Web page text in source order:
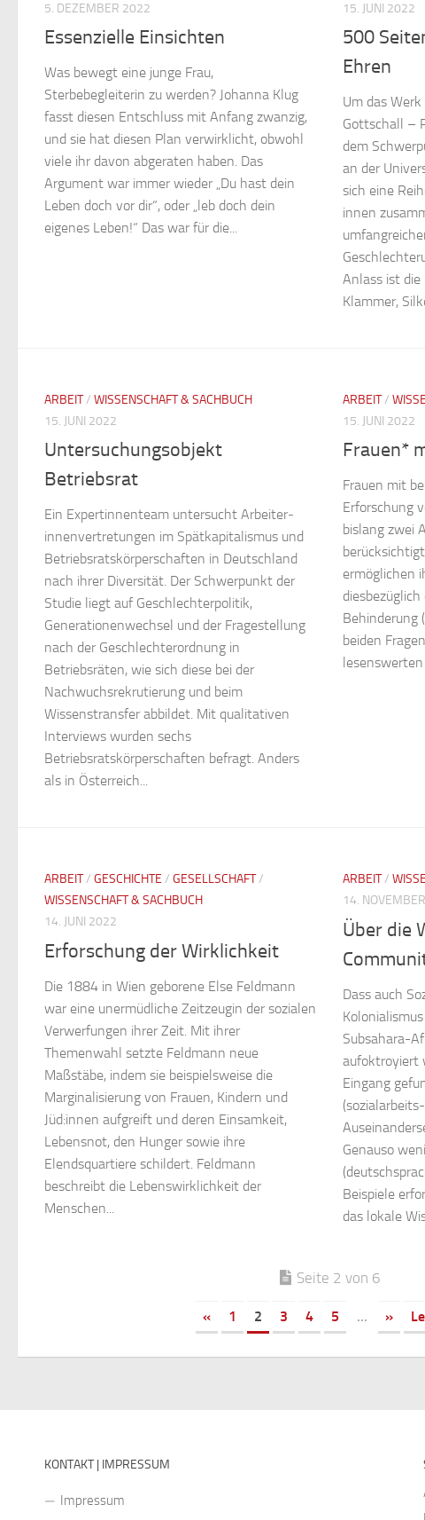
5. DEZEMBER 2022
Essenzielle Einsichten
Was bewegt eine junge Frau,
Sterbebegleiterin zu werden? Johanna Klug
fasst diesen Entschluss mit Anfang zwanzig,
und sie hat diesen Plan verwirklicht, obwohl
viele ihr davon abgeraten haben. Das
Argument war immer wieder „Du hast dein
Leben doch vor dir“, oder „leb doch dein
eigenes Leben!“ Das war für die...
15. JUNI 2022
500
Ehren
Um das
Gottschall –
dem
an der
sich eine
innen
Anlass ist die
Klammer,
ARBEIT/ WISSENSCHAFT & SACHBUCH
15. JUNI 2022
Untersuchungsobjekt
Betriebsrat
Ein Expert­­innenteam untersucht Arbeiter­­
innenvertretungen im Spätkapitalismus und
Betriebsratskörperschaften in Deutschland
nach ihrer Diversität. Der Schwerpunkt der
Studie liegt auf Geschlechterpolitik,
Generationenwechsel und der Fragestellung
nach der Geschlechterordnung in
Betriebsräten, wie sich diese bei der
Nachwuchsrekrutierung und beim
Wissenstransfer abbildet. Mit qualitativen
Interviews wurden sechs
Betriebsratskörperschaften befragt. Anders
als in Österreich...
ARBEIT/
15. JUNI 2022
Frauen*­
Frauen­ mit
Erforschung
bislang zwei
ermöglichen
Behinderung
beiden
ARBEIT/ GESCHICHTE / GESELLSCHAFT/
WISSENSCHAFT & SACHBUCH
14. JUNI 2022
Erforschung der Wirklichkeit
Die 1884 in Wien geborene Else ­Feldmann
war eine unermüdliche Zeitzeugin der sozialen
Verwerfungen ihrer Zeit. Mit ihrer
Themenwahl setzte ­Feldmann neue
Maßstäbe, indem sie beispielsweise die
Marginalisierung von Frauen, Kindern und
Jüd:innen aufgreift und deren Einsamkeit,
Lebensnot, den Hunger sowie ihre
Elendsquartiere schildert. ­Feldmann
beschreibt die Lebenswirklichkeit der
Menschen...
ARBEIT/
14.
Über die
Dass auch
Subsahara-
aufoktroyiert
Eingang
Genauso
Beispiele
das lokale
Seite 2 von 6
« 1 2 3 4 5 ... »
KONTAKT | IMPRESSUM
Impressum